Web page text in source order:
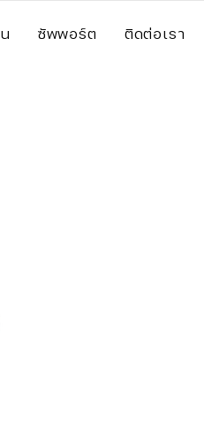
ซัพพอร์ต ติดต่อเรา